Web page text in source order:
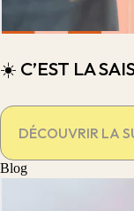
☀️ C’EST LA
DÉCOUVRIR LA
Blog